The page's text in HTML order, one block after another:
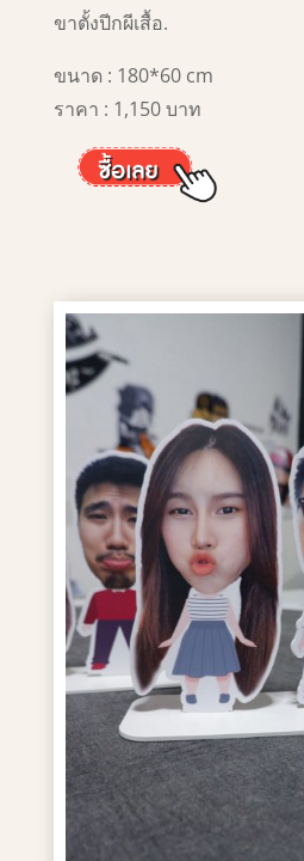
ขาตั้งปีกผีเสื้อ.
ขนาด : 180*60 cm
ราคา : 1,150 บาท